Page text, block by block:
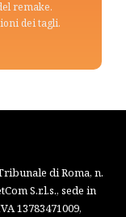
remake.
dei tagli.
di Roma, n.
S.r.l.s., sede in
13783471009,